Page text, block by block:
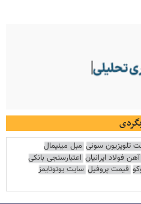
تلویزیون سونی مبل مینیمال
فولاد ایرانیان اعتبارسنجی بانکی
قیمت پروفیل سایت یوتوتایمز